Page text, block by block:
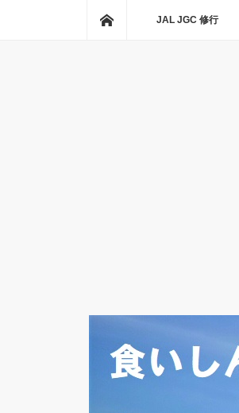
ホームJAL JGC 修行